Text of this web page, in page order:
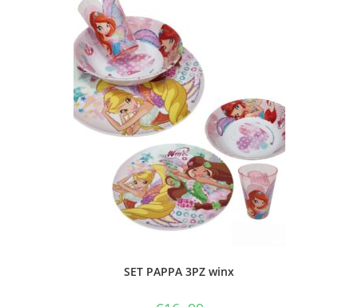
SET PAPPA 3PZ winx